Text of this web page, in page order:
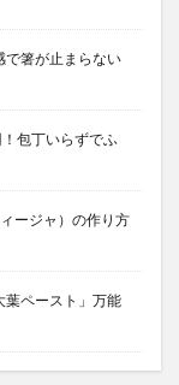
で箸が止まらない
包丁いらずでふ
ージャ）の作り方
葉ペースト」万能